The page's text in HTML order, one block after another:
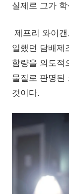
실제로 그가
제프리 와이
일했던 담배제
함량을 의도적
물질로 판명된
것이다.